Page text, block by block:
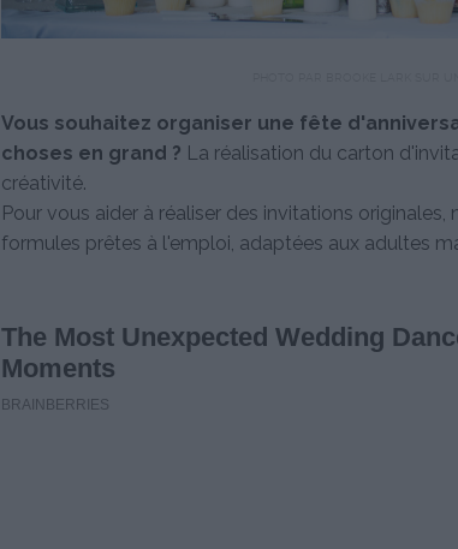
Vous souhaitez organiser une fête
choses en grand ? La réalisation du carton
créativité.
Pour vous aider à réaliser des invitations
formules prêtes à l'emploi, adaptées aux adultes